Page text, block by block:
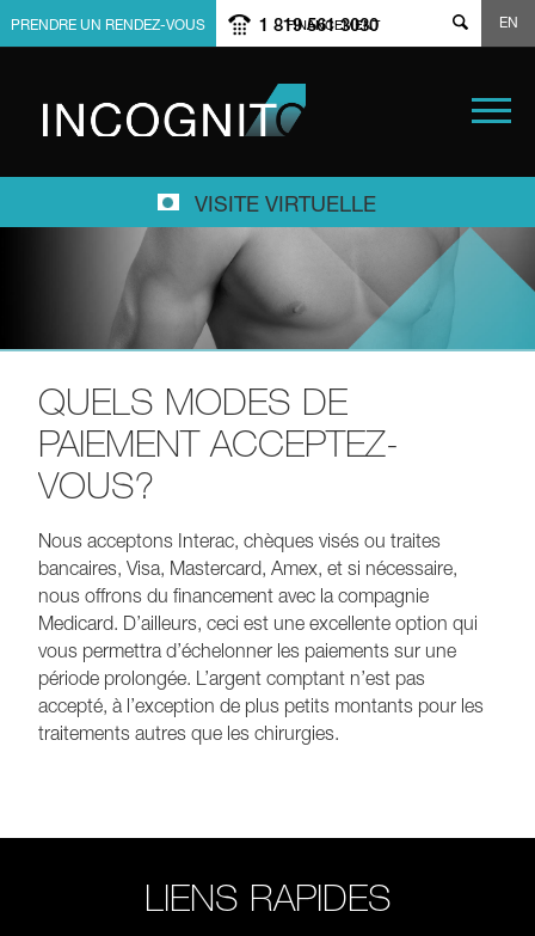
FINANCEMENT
PRENDRE UN RENDEZ-VOUS 1 819 561 3030 EN
VISITE VIRTUELLE
QUELS MODES DE
PAIEMENT ACCEPTEZ-
VOUS?
Nous acceptons Interac, chèques visés ou traites
bancaires, Visa, Mastercard, Amex, et si nécessaire,
nous offrons du financement avec la compagnie
Medicard. D’ailleurs, ceci est une excellente option qui
vous permettra d’échelonner les paiements sur une
période prolongée. L’argent comptant n’est pas
accepté, à l’exception de plus petits montants pour les
traitements autres que les chirurgies.
LIENS RAPIDES